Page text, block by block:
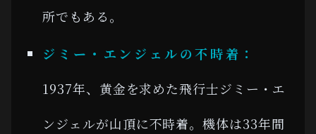
所でもある。
ジミー・エンジェルの不時着：
1937年、黄金を求めた飛行士ジミー・エ
ンジェルが山頂に不時着。機体は33年間